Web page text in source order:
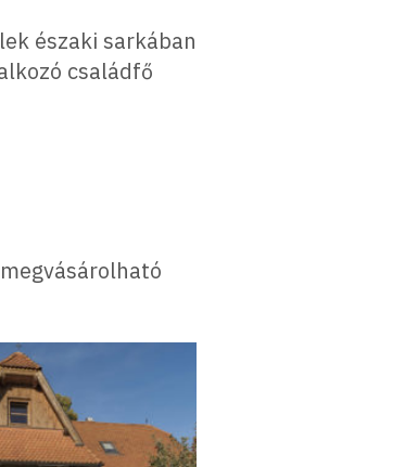
északi sarkában
családfő